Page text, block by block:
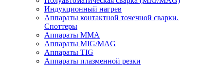
Индукционный нагрев
Аппараты контактной точечной сварки.
Споттеры
Аппараты MMA
Аппараты MIG/MAG
Аппараты TIG
Аппараты плазменной резки